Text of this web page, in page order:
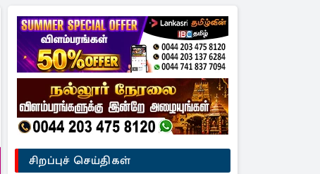
சிறப்புச் செய்திகள்